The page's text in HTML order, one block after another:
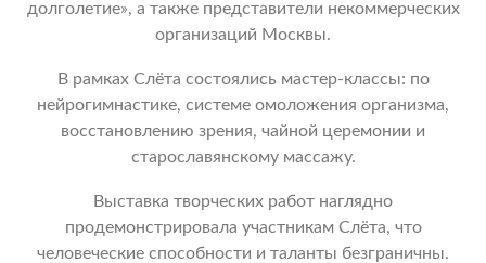
долголетие», а также представители некоммерческих
организаций Москвы.
В рамках Слёта состоялись мастер-классы: по
нейрогимнастике, системе омоложения организма,
восстановлению зрения, чайной церемонии и
старославянскому массажу.
Выставка творческих работ наглядно
продемонстрировала участникам Слёта, что
человеческие способности и таланты безграничны.